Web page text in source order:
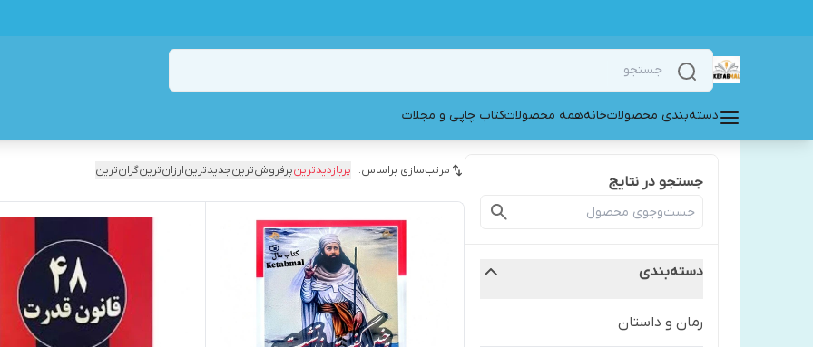
دسته‌بندی محصولاتخانههمه محصولاتکتاب چاپی و مجلات
جستجو در نتایج
دسته‌بندی
رمان و داستان
مرتب‌سازی براساس: پربازدیدترینپرفروش‌ترینجدیدترینارزان‌ترینگران‌ترین